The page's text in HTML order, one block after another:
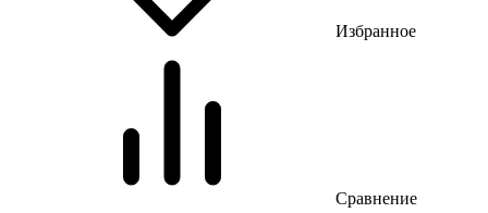
Избранное
Сравнение